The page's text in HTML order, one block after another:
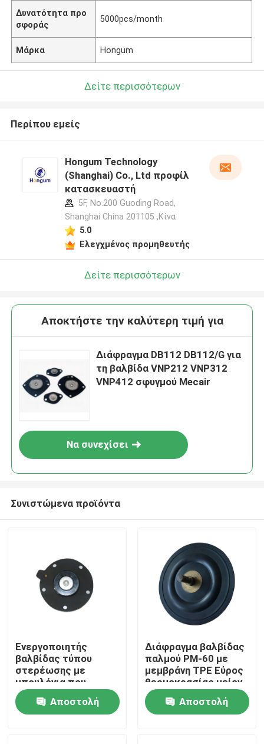
Σπίτι
Προϊόντα
Δυνατότητα προ
σφοράς
5000pcs/month
Μάρκα Hongum
Δείτε περισσότερων
Περίπου εμείς
Hongum Technology
(Shanghai) Co., Ltd προφίλ
κατασκευαστή
5F, No.200 Guoding Road,
Shanghai China 201105 ,Κίνα
5.0
Ελεγχμένος προμηθευτής
Δείτε περισσότερων
Αποκτήστε την καλύτερη τιμή για
Διάφραγμα DB112 DB112/G για
τη βαλβίδα VNP212 VNP312
VNP412 σφυγμού Mecair
Να συνεχίσει
Συνιστώμενα προϊόντα
Ενεργοποιητής
βαλβίδας τύπου
στερέωσης με
μπουλόνια που
διαθέτει βίδες από
ανοξείδωτο χάλυβα
304 για βαρέως
Αποστολή
Διάφραγμα βαλβίδας
παλμού PM-60 με
μεμβράνη TPE Εύρος
θερμοκρασίας μείον
20 βαθμούς Κελσίου
έως συν 150 βαθμούς
Κελσίου Ιδανικό για
Αποστολή